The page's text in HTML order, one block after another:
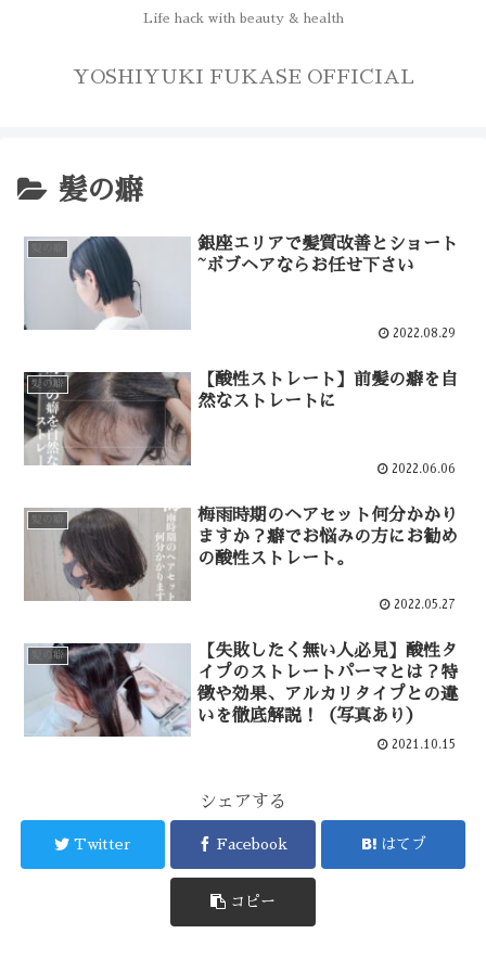
Life hack with beauty & health
YOSHIYUKI FUKASE OFFICIAL
髪の癖
銀座エリアで髪質改善とショート
~ボブヘアならお任せ下さい
2022.08.29
髪の癖
【酸性ストレート】前髪の癖を自
然なストレートに
2022.06.06
髪の癖
梅雨時期のヘアセット何分かかり
ますか？癖でお悩みの方にお勧め
の酸性ストレート。
2022.05.27
髪の癖
【失敗したく無い人必見】酸性タ
イプのストレートパーマとは？特
徴や効果、アルカリタイプとの違
いを徹底解説！（写真あり）
2021.10.15
シェアする
Twitter Facebook はてブ
コピー